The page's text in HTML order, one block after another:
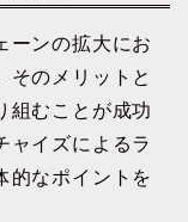
ーンの拡大にお
そのメリットと
組むことが成功
ャイズによるラ
的なポイントを